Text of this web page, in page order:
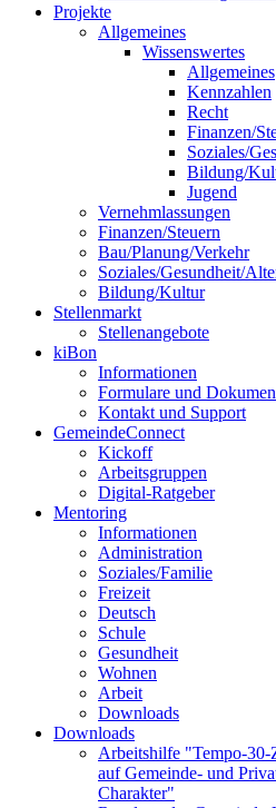
Projekte
Allgemeines
Wissenswertes
Allgemeines
Kennzahlen
Recht
Finanzen/
Soziales/
Bildung/
Jugend
Vernehmlassungen
Finanzen/Steuern
Bau/Planung/Verkehr
Soziales/Gesundheit/
Bildung/Kultur
Stellenmarkt
Stellenangebote
kiBon
Informationen
Formulare und
Kontakt und Support
GemeindeConnect
Kickoff
Arbeitsgruppen
Digital-Ratgeber
Mentoring
Informationen
Administration
Soziales/Familie
Freizeit
Deutsch
Schule
Gesundheit
Wohnen
Arbeit
Downloads
Downloads
Arbeitshilfe "Tempo-30-
auf Gemeinde- und
Charakter"